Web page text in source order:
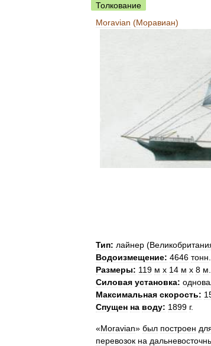
Толкование
Moravian (Моравиан)
Тип: лайнер (
Водоизмещение: 4646 тонн
Размеры: 119 м х 14 м х 8 м
Силовая установка:
Максимальная скорость:
Спущен на воду: 1899 г.
«Moravian» был построен
перевозок на